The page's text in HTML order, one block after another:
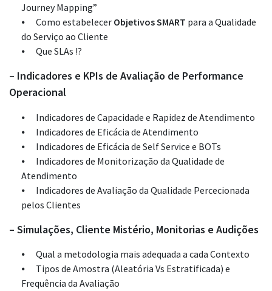
Journey Mapping”
Como estabelecer Objetivos SMART para a Qualidade
do Serviço ao Cliente
Que SLAs !?
– Indicadores e KPIs de Avaliação de Performance
Operacional
Indicadores de Capacidade e Rapidez de Atendimento
Indicadores de Eficácia de Atendimento
Indicadores de Eficácia de Self Service e BOTs
Indicadores de Monitorização da Qualidade de
Atendimento
Indicadores de Avaliação da Qualidade Percecionada
pelos Clientes
– Simulações, Cliente Mistério, Monitorias e Audições
Qual a metodologia mais adequada a cada Contexto
Tipos de Amostra (Aleatória Vs Estratificada) e
Frequência da Avaliação